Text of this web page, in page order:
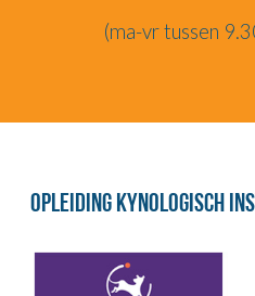
(ma-vr tussen
Opleiding Kynologisch